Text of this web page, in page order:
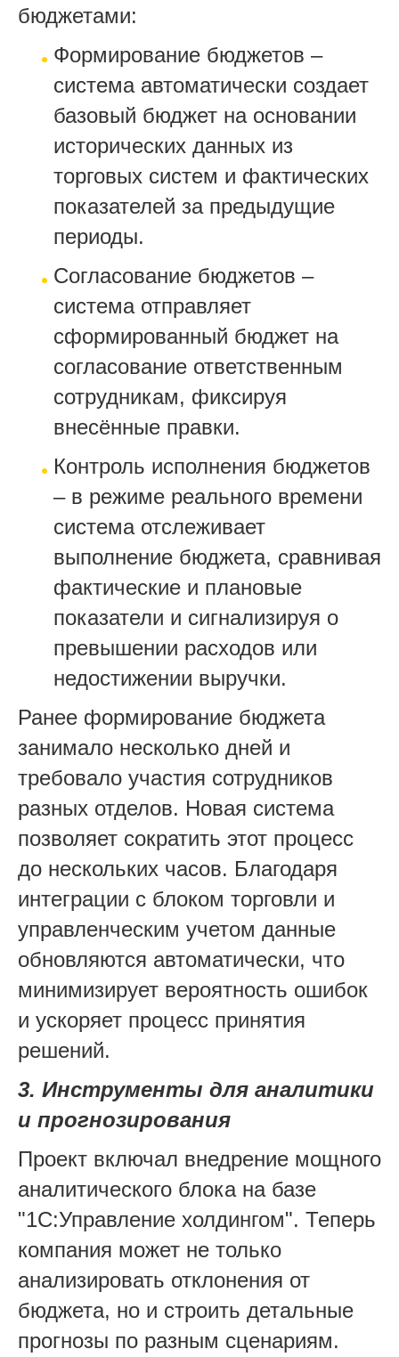
бюджетами:
Формирование бюджетов –
система автоматически создает
базовый бюджет на основании
исторических данных из
торговых систем и фактических
показателей за предыдущие
периоды.
Согласование бюджетов –
система отправляет
сформированный бюджет на
согласование ответственным
сотрудникам, фиксируя
внесённые правки.
Контроль исполнения бюджетов
– в режиме реального времени
система отслеживает
выполнение бюджета, сравнивая
фактические и плановые
показатели и сигнализируя о
превышении расходов или
недостижении выручки.
Ранее формирование бюджета
занимало несколько дней и
требовало участия сотрудников
разных отделов. Новая система
позволяет сократить этот процесс
до нескольких часов. Благодаря
интеграции с блоком торговли и
управленческим учетом данные
обновляются автоматически, что
минимизирует вероятность ошибок
и ускоряет процесс принятия
решений.
3. Инструменты для аналитики
и прогнозирования
Проект включал внедрение мощного
аналитического блока на базе
"1С:Управление холдингом". Теперь
компания может не только
анализировать отклонения от
бюджета, но и строить детальные
прогнозы по разным сценариям.